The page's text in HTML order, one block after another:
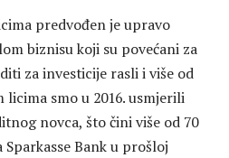
predvođen je upravo
biznisu koji su povećani za
za investicije rasli i više od
smo u 2016. usmjerili
novca, što čini više od 70
Bank u prošloj